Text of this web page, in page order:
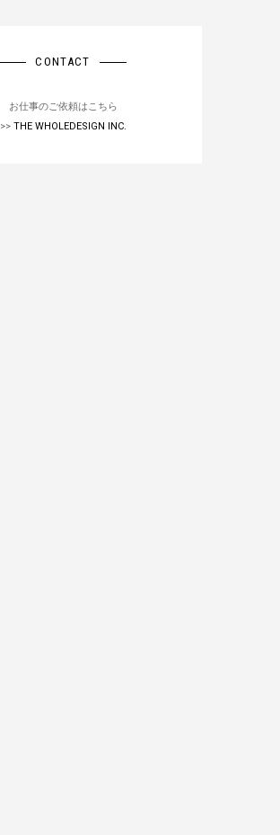
CONTACT
お仕事のご依頼はこちら
>> THE WHOLEDESIGN INC.